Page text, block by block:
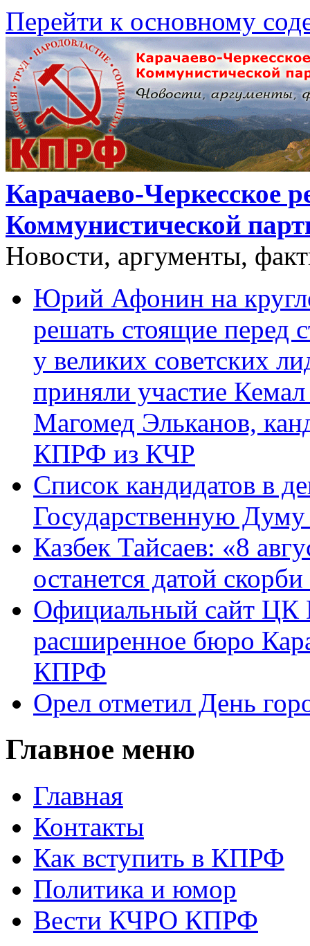
Перейти к основному
Карачаево-Черкесское
Коммунистической
Новости, аргументы,
Юрий Афонин на
решать стоящие перед
у великих советских
приняли участие
Магомед Эльканов,
КПРФ из КЧР
Список кандидатов в
Государственную
Казбек Тайсаев: «8
останется датой
Официальный сайт ЦК
расширенное бюро
КПРФ
Орел отметил День
Главное меню
Главная
Контакты
Как вступить в КПРФ
Политика и юмор
Вести КЧРО КПРФ